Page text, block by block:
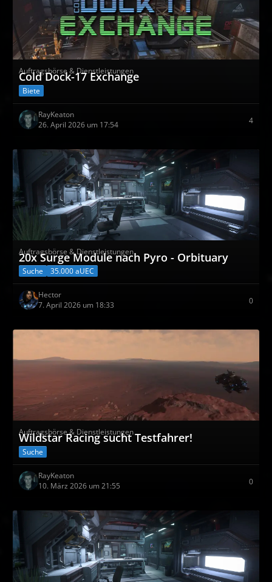
Auftragsbörse & Dienstleistungen
Cold Dock-17 Exchange
Biete
RayKeaton
26. April 2026 um 17:54
4
Auftragsbörse & Dienstleistungen
20x Surge Module nach Pyro - Orbituary
Suche 35.000 aUEC
Hector
7. April 2026 um 18:33
0
Auftragsbörse & Dienstleistungen
Wildstar Racing sucht Testfahrer!
Suche
RayKeaton
10. März 2026 um 21:55
0